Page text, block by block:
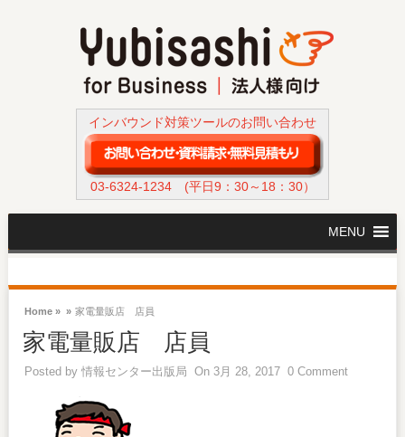
インバウンド対策ツールのお問い合わせ
03-6324-1234(平日9：30～18：30）
MENU
Home » » 家電量販店 店員
家電量販店 店員
Posted by 情報センター出版局 On 3月 28, 2017 0 Comment